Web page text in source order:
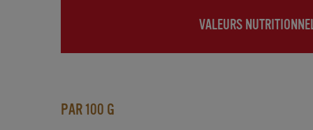
VALEURS
TAB)
PAR 100 G